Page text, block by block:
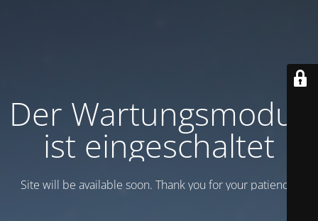
Der Wartungsmodus
ist eingeschaltet
Site will be available soon. Thank you for your patience!